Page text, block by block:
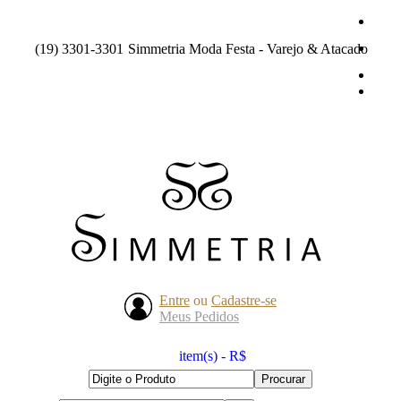
(19) 3301-3301 Simmetria Moda Festa - Varejo & Atacado
Entre ou Cadastre-se
Meus Pedidos
item(s) - R$